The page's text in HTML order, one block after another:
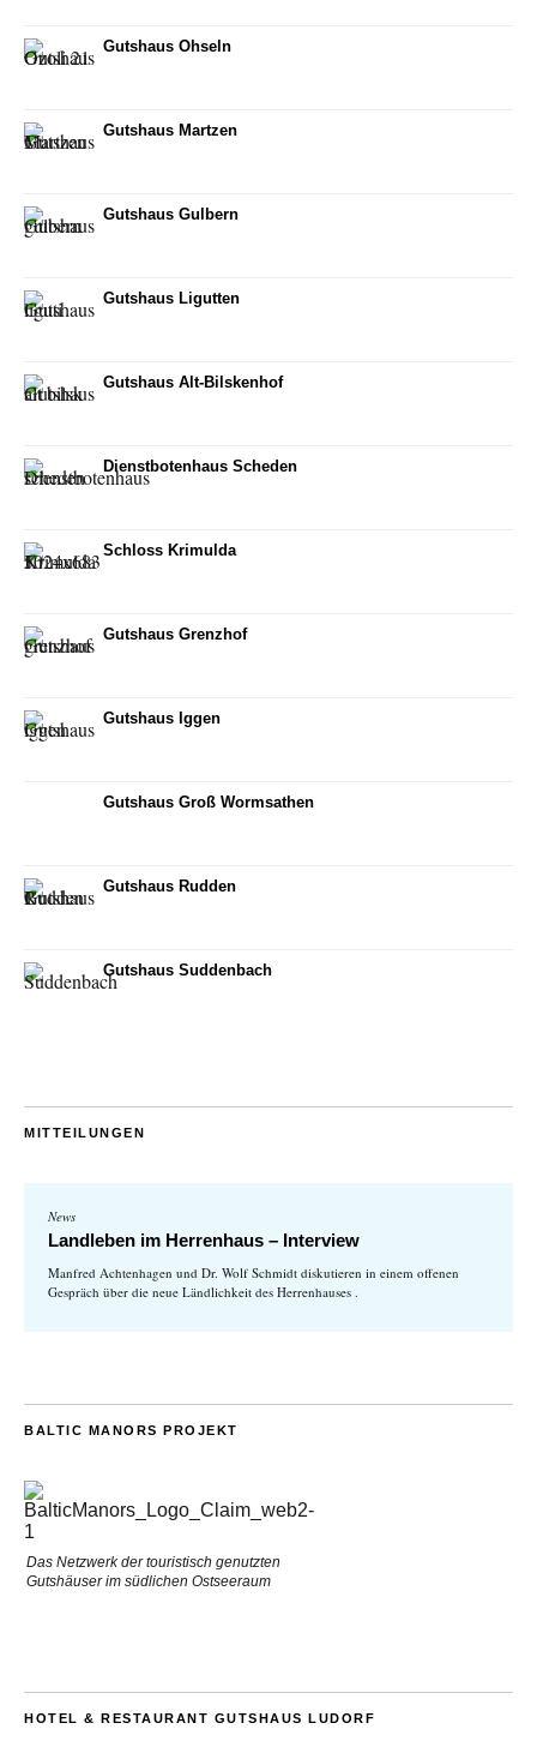
Gutshaus Ohseln
Gutshaus Martzen
Gutshaus Gulbern
Gutshaus Ligutten
Gutshaus Alt-Bilskenhof
Dienstbotenhaus Scheden
Schloss Krimulda
Gutshaus Grenzhof
Gutshaus Iggen
Gutshaus Groß Wormsathen
Gutshaus Rudden
Gutshaus Suddenbach
MITTEILUNGEN
News
Landleben im Herrenhaus – Interview
Manfred Achtenhagen und Dr. Wolf Schmidt diskutieren in einem offenen
Gespräch über die neue Ländlichkeit des Herrenhauses .
BALTIC MANORS PROJEKT
Das Netzwerk der touristisch genutzten
Gutshäuser im südlichen Ostseeraum
HOTEL & RESTAURANT GUTSHAUS LUDORF